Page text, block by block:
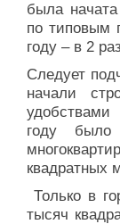
была
по типовым
году – в 2
Следует
начали
году
квадратных
Только в
тысяч